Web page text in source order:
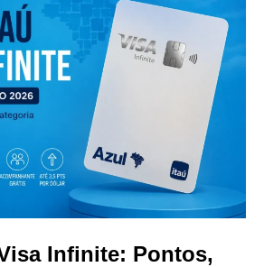
Infinite: Pontos,